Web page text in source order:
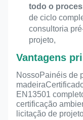
todo o
de ciclo
consultoria
projeto,
Vantagens
NossoPainéis de
madeira
EN13501
certificação
licitação de